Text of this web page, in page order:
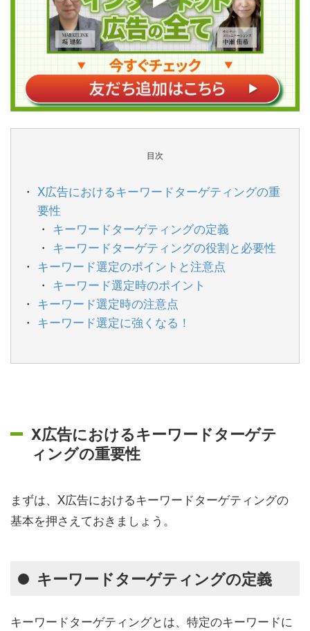
目次
X広告におけるキーワードターゲティングの重
要性
キーワードターゲティングの定義
キーワードターゲティングの役割と必要性
キーワード選定のポイントと注意点
キーワード選定時のポイント
キーワード選定時の注意点
キーワード選定に強くなる！
X広告におけるキーワードターゲテ
ィングの重要性
まずは、X広告におけるキーワードターゲティングの
基本を押さえておきましょう。
キーワードターゲティングの定義
キーワードターゲティングとは、特定のキーワードに